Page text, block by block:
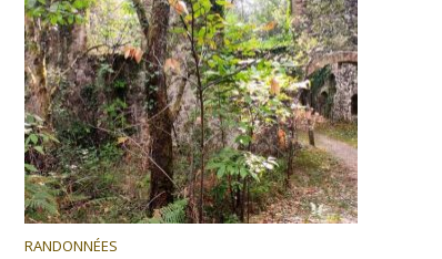
RANDONNÉES